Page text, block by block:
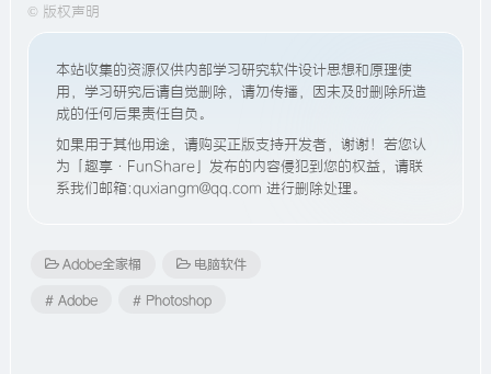
© 版权声明
本站收集的资源仅供内部学习研究软件设计思想和原理使
用，学习研究后请自觉删除，请勿传播，因未及时删除所造
成的任何后果责任自负。
如果用于其他用途，请购买正版支持开发者，谢谢！若您认
为「趣享·FunShare」发布的内容侵犯到您的权益，请联
系我们邮箱:quxiangm@qq.com 进行删除处理。
Adobe全家桶 电脑软件
# Adobe # Photoshop